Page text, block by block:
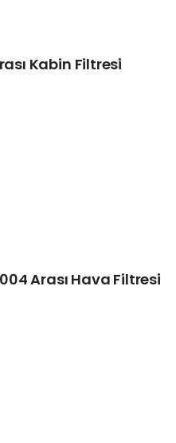
Kabin Filtresi
Arası Hava Filtresi